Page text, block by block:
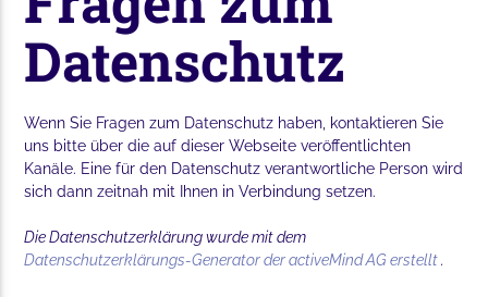
Datenschutz
Wenn Sie Fragen zum Datenschutz haben, kontaktieren Sie
uns bitte über die auf dieser Webseite veröffentlichten
Kanäle. Eine für den Datenschutz verantwortliche Person wird
sich dann zeitnah mit Ihnen in Verbindung setzen.
Die Datenschutzerklärung wurde mit dem
Datenschutzerklärungs-Generator der activeMind AG erstellt .